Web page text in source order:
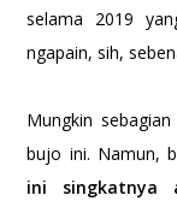
selama 2019
ngapain, sih,
Mungkin
bujo ini. Namun,
ini singkatnya